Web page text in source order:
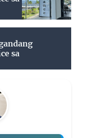
sa